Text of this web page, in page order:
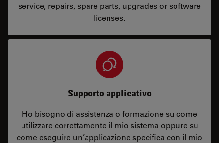
service, repairs, spare parts, upgrades or software
licenses.
Supporto applicativo
Ho bisogno di assistenza o formazione su come
utilizzare correttamente il mio sistema oppure su
come eseguire un’applicazione specifica con il mio